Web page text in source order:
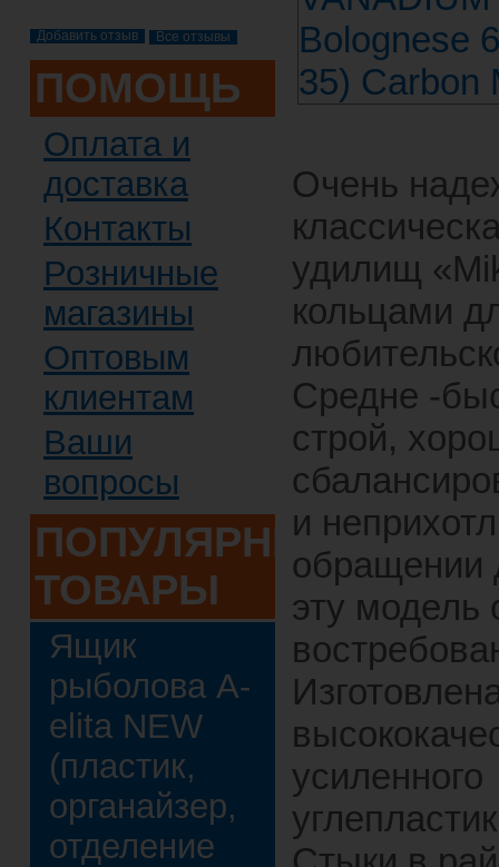
Все отзывы
ПОМОЩЬ
Оплата и
доставка
Контакты
Розничные
магазины
Оптовым
клиентам
Ваши
вопросы
ПОПУЛЯРНЫЕ
ТОВАРЫ
Ящик
рыболова A-
elita NEW
(пластик,
органайзер,
отделение
Очень
удилищ
кольцами
Средне -
строй,
и
обращении
эту модель
усиленного